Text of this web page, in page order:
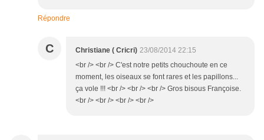
Répondre
C Christiane ( Cricri) 23/08/2014 22:15
<br /> <br /> C'est notre petits chouchoute en ce
moment, les oiseaux se font rares et les papillons...
ça vole !!! <br /> <br /> <br /> Gros bisous Françoise.
<br /> <br /> <br /> <br />